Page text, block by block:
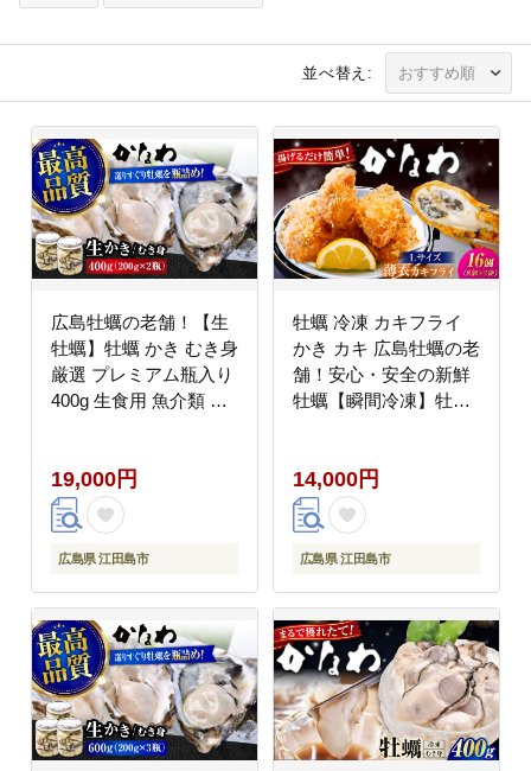
並べ替え:
広島牡蠣の老舗！【生
牡蠣】牡蠣 かき むき身
厳選 プレミアム瓶入り
400g 生食用 魚介類 海
[XBP005] 牡蠣
19,000円
広島県 江田島市
牡蠣 冷凍 カキフライ
かき カキ 広島牡蠣の老
舗！安心・安全の新鮮
牡蠣【瞬間冷凍】牡蠣
海産物 広島県産 江田島
市/株式会社かなわ
[XBP021] 牡蠣
14,000円
広島県 江田島市